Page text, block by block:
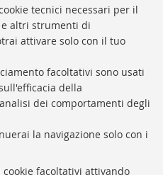
tecnici necessari per il
e altri strumenti di
attivare solo con il tuo
facoltativi sono usati
della
dei comportamenti degli
la navigazione solo con i
facoltativi attivando
Successivi
elementi
Ateneo
Rss